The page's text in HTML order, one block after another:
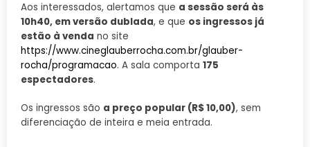
Aos interessados, alertamos que a sessão será às
10h40, em versão dublada, e que os ingressos já
estão à venda no site
https://www.cineglauberrocha.com.br/glauber-
rocha/programacao. A sala comporta 175
espectadores.
Os ingressos são a preço popular (R$ 10,00), sem
diferenciação de inteira e meia entrada.